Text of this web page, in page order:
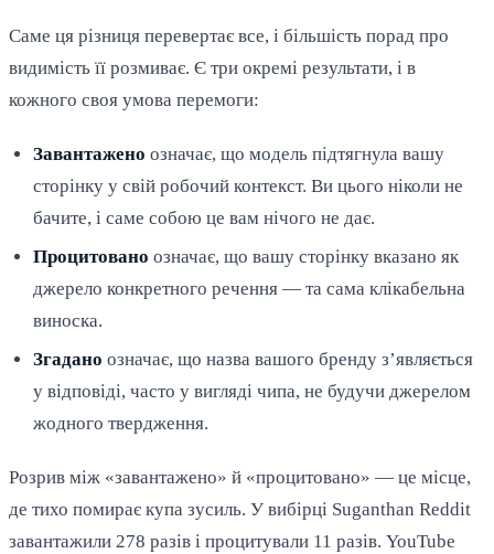
Саме ця різниця перевертає все, і більшість порад про
видимість її розмиває. Є три окремі результати, і в
кожного своя умова перемоги:
Завантажено означає, що модель підтягнула вашу
сторінку у свій робочий контекст. Ви цього ніколи не
бачите, і саме собою це вам нічого не дає.
Процитовано означає, що вашу сторінку вказано як
джерело конкретного речення — та сама клікабельна
виноска.
Згадано означає, що назва вашого бренду з’являється
у відповіді, часто у вигляді чипа, не будучи джерелом
жодного твердження.
Розрив між «завантажено» й «процитовано» — це місце,
де тихо помирає купа зусиль. У вибірці Suganthan Reddit
завантажили 278 разів і процитували 11 разів. YouTube